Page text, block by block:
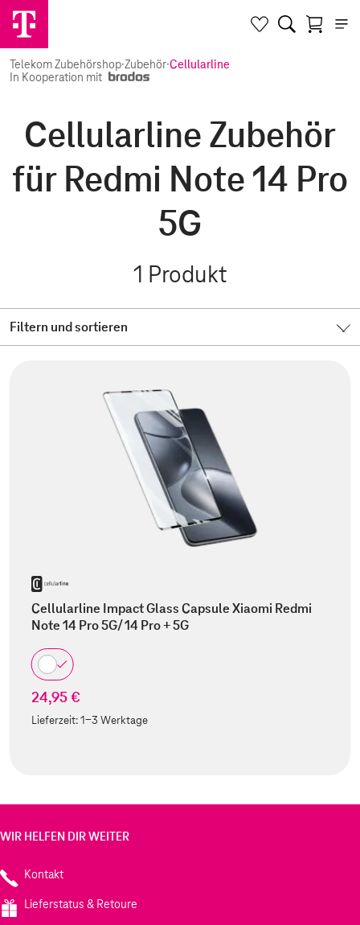
Telekom Zubehörshop·Zubehör·Cellularline
In Kooperation mit
Cellularline Zubehör
für Redmi Note 14 Pro
5G
1 Produkt
Filtern und sortieren
Cellularline Impact Glass Capsule Xiaomi Redmi
Note 14 Pro 5G/ 14 Pro + 5G
24,95 €
Lieferzeit:1-3 Werktage
WIR HELFEN DIR WEITER
Kontakt
Lieferstatus & Retoure